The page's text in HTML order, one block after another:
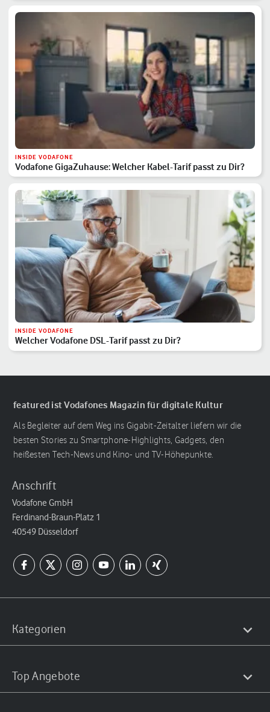
INSIDE VODAFONE
Vodafone GigaZuhause: Welcher Kabel-Tarif passt zu Dir?
INSIDE VODAFONE
Welcher Vodafone DSL-Tarif passt zu Dir?
featured ist Vodafones Magazin für digitale Kultur
Als Begleiter auf dem Weg ins Gigabit-Zeitalter liefern wir die
besten Stories zu Smartphone-Highlights, Gadgets, den
heißesten Tech-News und Kino- und TV-Höhepunkte.
Anschrift
Vodafone GmbH
Ferdinand-Braun-Platz 1
40549 Düsseldorf
Kategorien
Top Angebote